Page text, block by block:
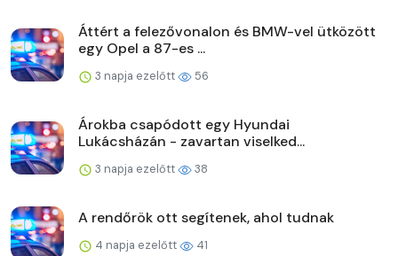
Áttért a felezővonalon és BMW-vel ütközött
egy Opel a 87-es ...
3 napja ezelőtt 56
Árokba csapódott egy Hyundai
Lukácsházán - zavartan viselked...
3 napja ezelőtt 38
A rendőrök ott segítenek, ahol tudnak
4 napja ezelőtt 41